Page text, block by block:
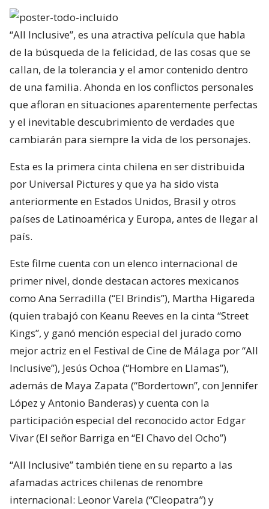
“All Inclusive”, es una atractiva película que habla
de la búsqueda de la felicidad, de las cosas que se
callan, de la tolerancia y el amor contenido dentro
de una familia. Ahonda en los conflictos personales
que afloran en situaciones aparentemente perfectas
y el inevitable descubrimiento de verdades que
cambiarán para siempre la vida de los personajes.
Esta es la primera cinta chilena en ser distribuida
por Universal Pictures y que ya ha sido vista
anteriormente en Estados Unidos, Brasil y otros
países de Latinoamérica y Europa, antes de llegar al
país.
Este filme cuenta con un elenco internacional de
primer nivel, donde destacan actores mexicanos
como Ana Serradilla (“El Brindis”), Martha Higareda
(quien trabajó con Keanu Reeves en la cinta “Street
Kings”, y ganó mención especial del jurado como
mejor actriz en el Festival de Cine de Málaga por “All
Inclusive”), Jesús Ochoa (“Hombre en Llamas”),
además de Maya Zapata (“Bordertown”, con Jennifer
López y Antonio Banderas) y cuenta con la
participación especial del reconocido actor Edgar
Vivar (El señor Barriga en “El Chavo del Ocho”)
“All Inclusive” también tiene en su reparto a las
afamadas actrices chilenas de renombre
internacional: Leonor Varela (“Cleopatra”) y